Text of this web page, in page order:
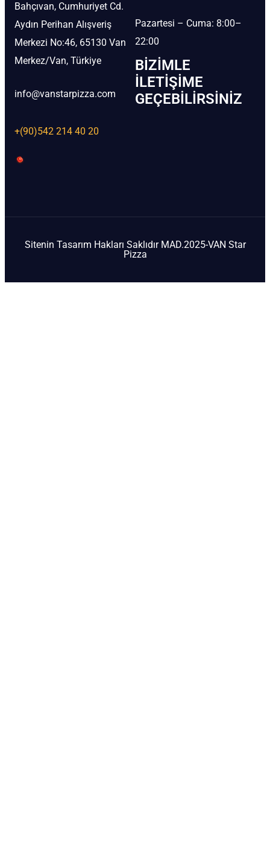
Bahçıvan, Cumhuriyet Cd.
Aydın Perihan Alışveriş
Merkezi No:46, 65130 Van
Merkez/Van, Türkiye
info@vanstarpizza.com
+(90)542 214 40 20
Pazartesi – Cuma: 8:00–
22:00
BIZIMLE
İLETIŞIME
GEÇEBILIRSINIZ
Sitenin Tasarım Hakları Saklıdır MAD.2025-VAN Star
Pizza